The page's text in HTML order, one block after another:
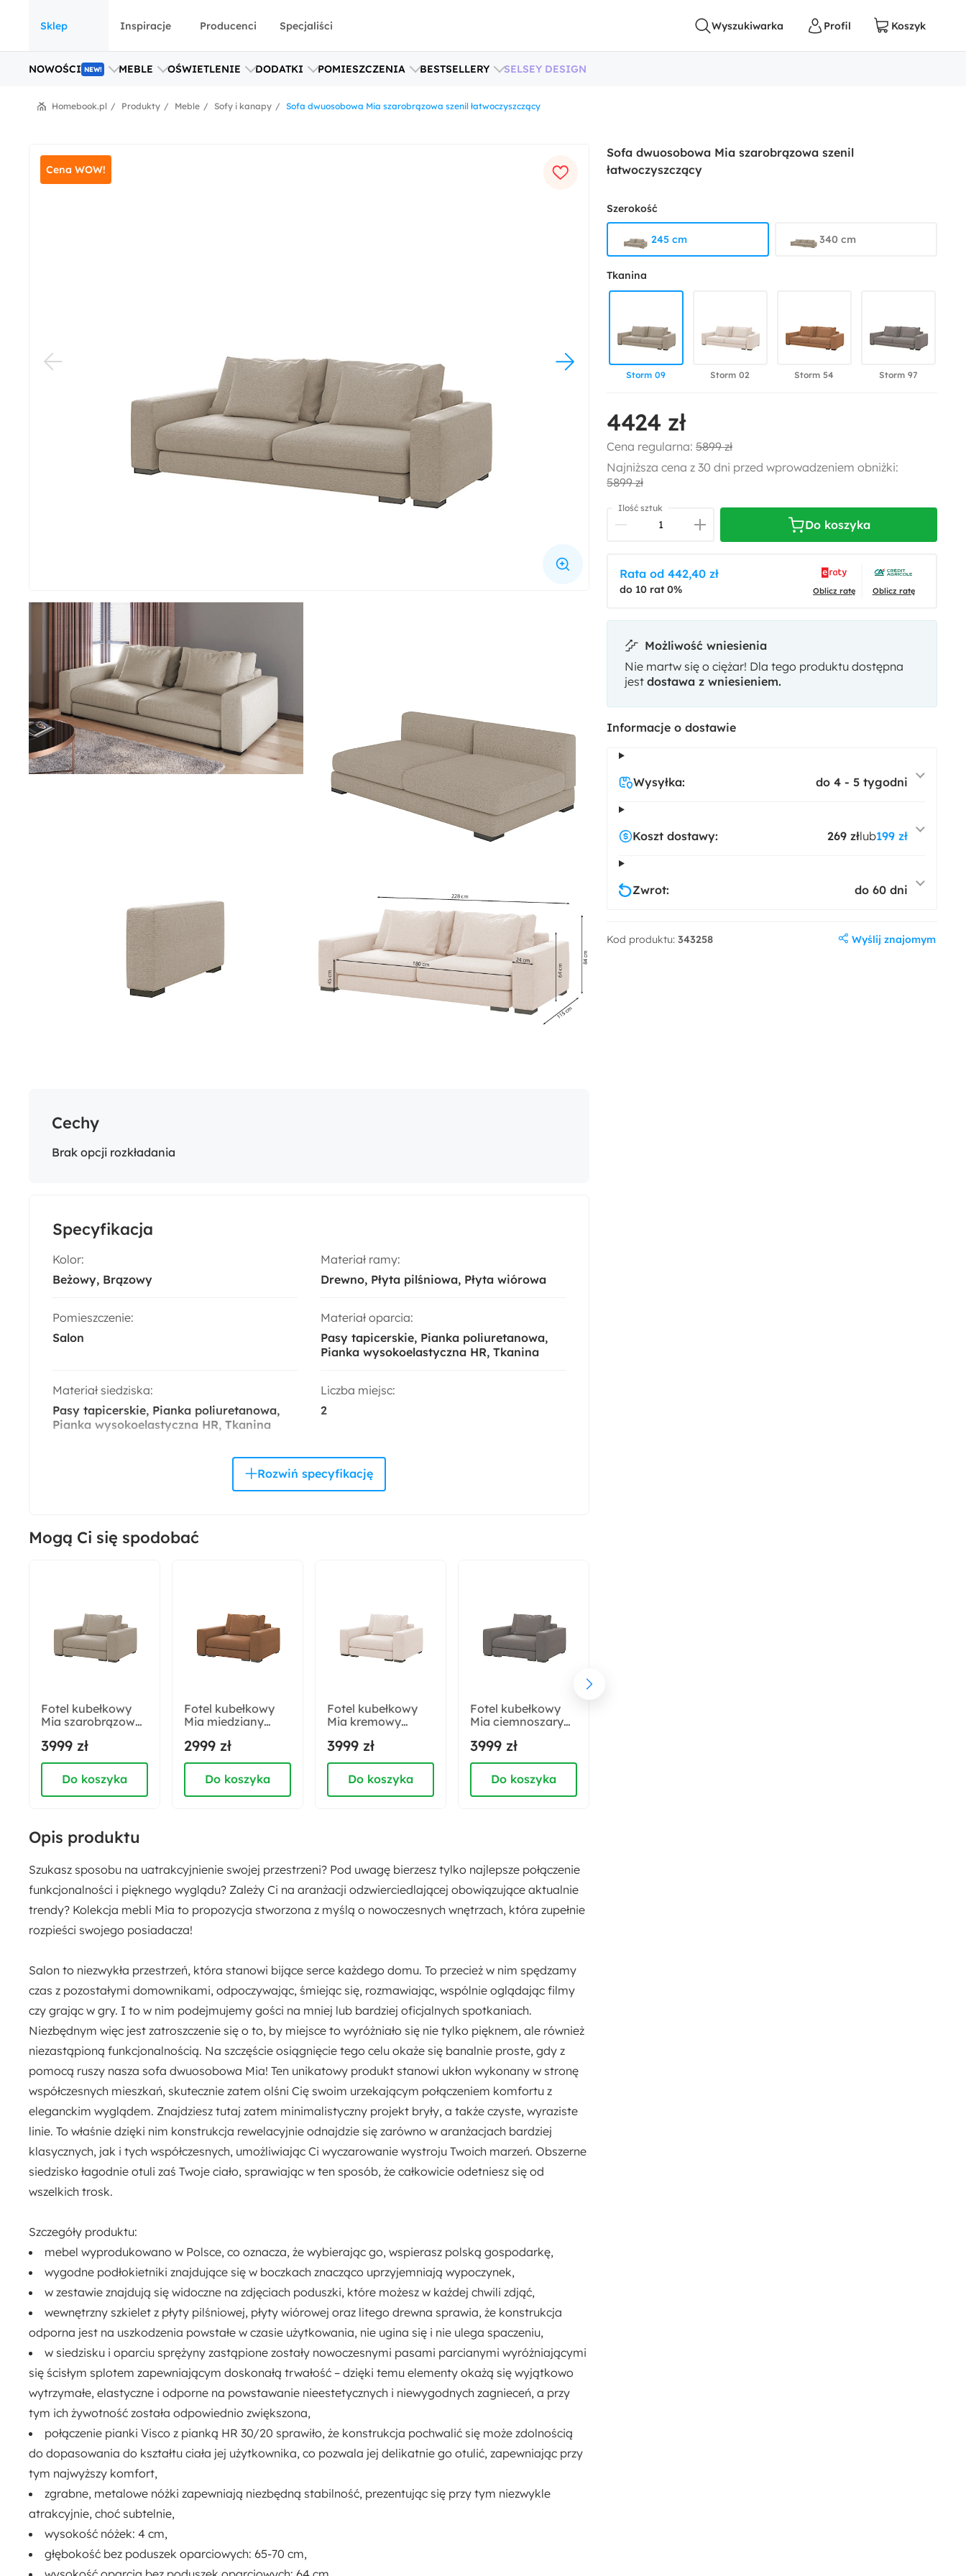
Sklep
NOWOŚCI NEW! MEBLE OŚWIETLENIE DODATKI POMIESZCZENIA BESTSELLERY SELSEY DESIGN
Inspiracje Producenci Specjaliści
Sofa dwuosobowa Mia szarobrązowa szenil łatwoczyszczący
Sofy i kanapy
Meble
Produkty
Homebook.pl
Cena WOW!
Cechy
Brak opcji rozkładania
Specyfikacja
Kolor:
Beżowy Brązowy
Materiał ramy:
Drewno Płyta pilśniowa Płyta wiórowa
Pomieszczenie:
Salon
Materiał oparcia:
Pasy tapicerskie Pianka poliuretanowa
Pianka wysokoelastyczna HR Tkanina
Materiał siedziska:
Pasy tapicerskie Pianka poliuretanowa
Pianka wysokoelastyczna HR Tkanina
Liczba miejsc:
2
Styl:
Nowoczesny
Nie
Wysokość nóżek:
4 cm
Materiał nóżek:
Metal
3
Nie
Poduszki dekoracyjne w zestawie:
Tak
Kolor detalu:
Beżowy
Brązowy
Beżowy Brązowy
Kolor poduszek:
Beżowy Brązowy
Kolor siedziska:
Beżowy Brązowy
Pojemnik na pościel:
Materiał:
Drewno Metal
Pianka meblowa
Płyta meblowa
Tkanina
Wysokość:
84 cm
Szerokość:
228 cm
Wysokość siedziska:
45 cm
Szerokość siedziska:
180 cm
Regulowane zagłówki:
Nie
Mogą Ci się spodobać
Fotel kubełkowy
Mia szarobrązowy
łatwoczyszczący
3999 zł
Do koszyka
Fotel kubełkowy
Mia miedziany
łatwoczyszczący
2999 zł
Do koszyka
Fotel kubełkowy
Mia kremowy
łatwoczyszczący
3999 zł
Do koszyka
Fotel kubełkowy
Mia ciemnoszary
łatwoczyszczący
3999 zł
Do koszyka
Opis produktu
Szukasz sposobu na uatrakcyjnienie swojej przestrzeni? Pod uwagę bierzesz tylko najlepsze połączenie
funkcjonalności i pięknego wyglądu? Zależy Ci na aranżacji odzwierciedlającej obowiązujące aktualnie
trendy? Kolekcja mebli Mia to propozycja stworzona z myślą o nowoczesnych wnętrzach, która zupełnie
rozpieści swojego posiadacza!
Salon to niezwykła przestrzeń, która stanowi bijące serce każdego domu. To przecież w nim spędzamy
czas z pozostałymi domownikami, odpoczywając, śmiejąc się, rozmawiając, wspólnie oglądając filmy
czy grając w gry. I to w nim podejmujemy gości na mniej lub bardziej oficjalnych spotkaniach.
Niezbędnym więc jest zatroszczenie się o to, by miejsce to wyróżniało się nie tylko pięknem, ale również
niezastąpioną funkcjonalnością. Na szczęście osiągnięcie tego celu okaże się banalnie proste, gdy z
pomocą ruszy nasza sofa dwuosobowa Mia! Ten unikatowy produkt stanowi ukłon wykonany w stronę
współczesnych mieszkań, skutecznie zatem olśni Cię swoim urzekającym połączeniem komfortu z
eleganckim wyglądem. Znajdziesz tutaj zatem minimalistyczny projekt bryły, a także czyste, wyraziste
linie. To właśnie dzięki nim konstrukcja rewelacyjnie odnajdzie się zarówno w aranżacjach bardziej
klasycznych, jak i tych współczesnych, umożliwiając Ci wyczarowanie wystroju Twoich marzeń. Obszerne
siedzisko łagodnie otuli zaś Twoje ciało, sprawiając w ten sposób, że całkowicie odetniesz się od
wszelkich trosk.
Szczegóły produktu:
mebel wyprodukowano w Polsce, co oznacza, że wybierając go, wspierasz polską gospodarkę,
wygodne podłokietniki znajdujące się w boczkach znacząco uprzyjemniają wypoczynek,
w zestawie znajdują się widoczne na zdjęciach poduszki, które możesz w każdej chwili zdjąć,
wewnętrzny szkielet z płyty pilśniowej, płyty wiórowej oraz litego drewna sprawia, że konstrukcja
odporna jest na uszkodzenia powstałe w czasie użytkowania, nie ugina się i nie ulega spaczeniu,
w siedzisku i oparciu sprężyny zastąpione zostały nowoczesnymi pasami parcianymi wyróżniającymi
się ścisłym splotem zapewniającym doskonałą trwałość – dzięki temu elementy okażą się wyjątkowo
wytrzymałe, elastyczne i odporne na powstawanie nieestetycznych i niewygodnych zagnieceń, a przy
tym ich żywotność została odpowiednio zwiększona,
połączenie pianki Visco z pianką HR 30/20 sprawiło, że konstrukcja pochwalić się może zdolnością
do dopasowania do kształtu ciała jej użytkownika, co pozwala jej delikatnie go otulić, zapewniając przy
tym najwyższy komfort,
zgrabne, metalowe nóżki zapewniają niezbędną stabilność, prezentując się przy tym niezwykle
atrakcyjnie, choć subtelnie,
wysokość nóżek: 4 cm,
głębokość bez poduszek oparciowych: 65-70 cm,
Sofa dwuosobowa Mia szarobrązowa szenil
łatwoczyszczący
Szerokość
245 cm 340 cm
Tkanina
Storm 09 Storm 02 Storm 54 Storm 97
4424 zł
Cena regularna: 5899 zł
Najniższa cena z 30 dni przed wprowadzeniem obniżki:
5899 zł
Ilość sztuk
Do koszyka
Rata od 442,40 zł
do 10 rat 0% Oblicz ratę Oblicz ratę
Możliwość wniesienia
Nie martw się o ciężar! Dla tego produktu dostępna
jest dostawa z wniesieniem.
Informacje o dostawie
Wysyłka: do 4 - 5 tygodni
Koszt dostawy: 269 złlub199 zł
Zwrot: do 60 dni
Kod produktu: 343258 Wyślij znajomym